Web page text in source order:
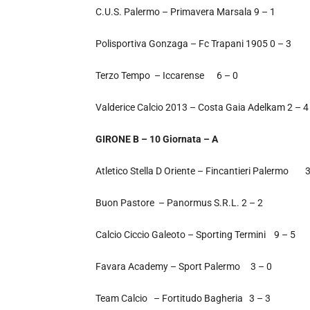
C.U.S. Palermo – Primavera Marsala 9 – 1
Polisportiva Gonzaga – Fc Trapani 1905 0 – 3
Terzo Tempo – Iccarense 6 – 0
Valderice Calcio 2013 – Costa Gaia Adelkam 2 – 4
GIRONE B – 10 Giornata – A
Atletico Stella D Oriente – Fincantieri Palermo
Buon Pastore – Panormus S.R.L. 2 – 2
Calcio Ciccio Galeoto – Sporting Termini 9 – 5
Favara Academy – Sport Palermo 3 – 0
Team Calcio – Fortitudo Bagheria 3 – 3